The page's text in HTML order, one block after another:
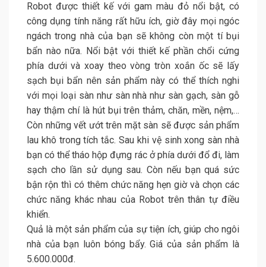
Robot được thiết kế với gam màu đỏ nổi bật, có
công dụng tính năng rất hữu ích, giờ đây mọi ngóc
ngách trong nhà của bạn sẽ không còn một tí bụi
bẩn nào nữa. Nổi bật với thiết kế phần chổi cứng
phía dưới và xoay theo vòng tròn xoắn ốc sẽ lấy
sạch bụi bẩn nên sản phẩm này có thể thích nghi
với mọi loại sàn như sàn nhà như sàn gạch, sàn gỗ
hay thậm chí là hút bụi trên thảm, chăn, mền, nệm,…
Còn những vết ướt trên mặt sàn sẽ được sản phẩm
lau khô trong tích tắc. Sau khi vệ sinh xong sàn nhà
bạn có thể tháo hộp đựng rác ở phía dưới đổ đi, làm
sạch cho lần sử dụng sau. Còn nếu bạn quá sức
bận rộn thì có thêm chức năng hẹn giờ và chọn các
chức năng khác nhau của Robot trên thân tự điều
khiển.
Quả là một sản phẩm của sự tiện ích, giúp cho ngôi
nhà của bạn luôn bóng bẩy. Giá của sản phẩm là
5.600.000đ.